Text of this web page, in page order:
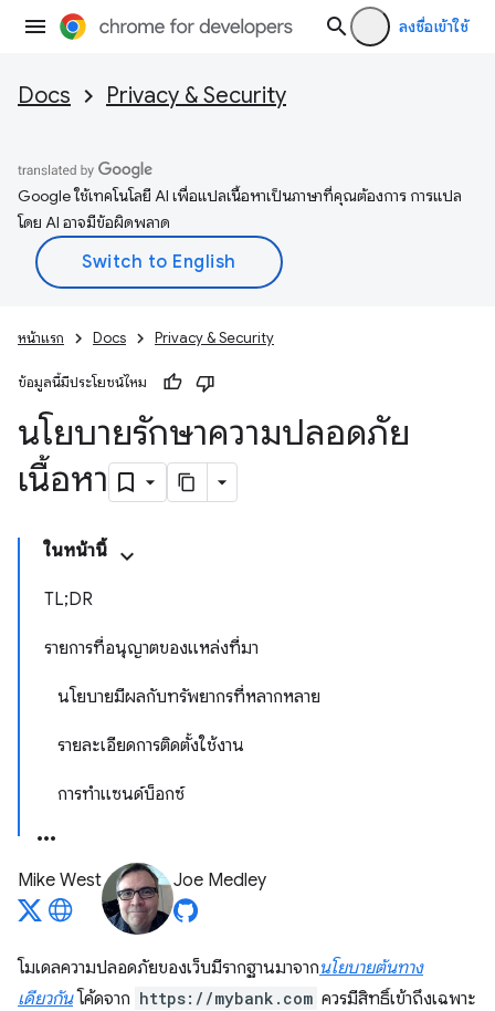
ลงชื่อเข้าใช้
Docs Privacy & Security
Google ใช้เทคโนโลยี AI เพื่อแปลเนื้อหาเป็นภาษาที่คุณต้องการ การแปล
โดย AI อาจมีข้อผิดพลาด
หน้าแรก Docs Privacy & Security
ข้อมูลนี้มีประโยชน์ไหม
นโยบายรักษาความปลอดภัย
เนื้อหา
ในหน้านี้
TL;DR
รายการที่อนุญาตของแหล่งที่มา
นโยบายมีผลกับทรัพยากรที่หลากหลาย
รายละเอียดการติดตั้งใช้งาน
การทำแซนด์บ็อกซ์
Mike West Joe Medley
โมเดลความปลอดภัยของเว็บมีรากฐานมาจากนโยบายต้นทาง
เดียวกันโค้ดจาก https://mybank.com ควรมีสิทธิ์เข้าถึงเฉพาะ